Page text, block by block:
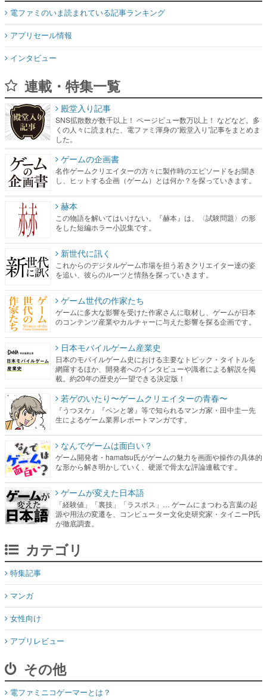
電ファミのいま読まれている記事ランキング
アプリセール情報
インタビュー
連載・特集一覧
殿堂入り記事
SNS拡散数が数千以上！ ページビュー数万以上！ などなど。多
くの人々に読まれた、電ファミ渾身の“殿堂入り”記事をまとめま
した。
ゲームの企画書
名作ゲームクリエイターの方々に製作時のエピソードをお聞き
し、ヒットする企画（ゲーム）とは何か？を探っていきます。
赫本
この物語を解いてはいけない。『赫本』は、〈試験問題〉の形
をした短編ホラー小説集です。
新世代に訊く
これからのデジタルゲーム市場を担う若きクリエイター達の姿
を追い、彼らのルーツと情熱を探っていきます。
ゲーム世代の作家たち
ゲームに多大な影響を受けた作家さんに取材し、ゲームが日本
のコンテンツ産業やカルチャーに与えた影響を探る企画です。
日本モバイルゲーム産業史
日本のモバイルゲーム史における主要なトピック・タイトルを
網羅するほか、開発者へのインタビューや識者による解説を掲
載。約20年の歴史が一望できる決定版！
若ゲのいたり〜ゲームクリエイターの青春〜
『うつヌケ』『ペンと箸』等で知られるマンガ家・田中圭一先
生によるゲーム業界レポートマンガです。
なんでゲームは面白い？
ゲーム開発者・hamatsu氏がゲームの魅力を画面や操作の具体的
な形から解き明かしていく、硬派で骨太な評論連載です。
ゲームが変えた日本語
「経験値」「裏技」「ラスボス」… ゲームにまつわる言葉の起
源や用法の変遷を、コンピューター文化史研究家・タイニーP氏
が徹底調査。
カテゴリ
特集記事
マンガ
女性向け
アプリレビュー
その他
電ファミニコゲーマーとは？